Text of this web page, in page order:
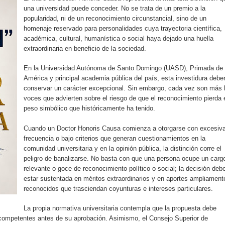
del Premio Nacional de Artes Visuales
Banreservas lanzan convocatoria para residencias artísticas
con una noche de fusiones e invitados de lujo en el
retos y oportunidades del sistema financiero nacional
impulsada por la franquicia dominicana más taquillera del
como vicepresidenta ejecutiva de Fiduciaria Reservas
de Oficina Regional Este en La Romana
para emprendedoras en la segunda edición del Summit
artística con nuevo álbum, renovación de su equipo y
una universidad puede conceder. No se trata de un premio a la
popularidad, ni de un reconocimiento circunstancial, sino de un
homenaje reservado para personalidades cuya trayectoria científica,
académica, cultural, humanística o social haya dejado una huella
extraordinaria en beneficio de la sociedad.
En la Universidad Autónoma de Santo Domingo (UASD), Primada de
América y principal academia pública del país, esta investidura
conservar un carácter excepcional. Sin embargo, cada vez son más
voces que advierten sobre el riesgo de que el reconocimiento pierda
peso simbólico que históricamente ha tenido.
Cuando un Doctor Honoris Causa comienza a otorgarse con
frecuencia o bajo criterios que generan cuestionamientos en la
comunidad universitaria y en la opinión pública, la distinción corre el
peligro de banalizarse. No basta con que una persona ocupe un
relevante o goce de reconocimiento político o social; la decisión
estar sustentada en méritos extraordinarios y en aportes
reconocidos que trasciendan coyunturas e intereses particulares.
La propia normativa universitaria contempla que la propuesta debe
antes de su aprobación. Asimismo, el Consejo Superior de